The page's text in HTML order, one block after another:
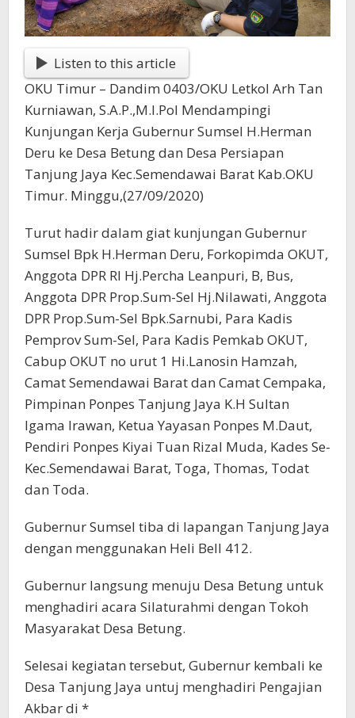
Listen to this article
OKU Timur – Dandim 0403/OKU Letkol Arh Tan
Kurniawan, S.A.P.,M.I.Pol Mendampingi
Kunjungan Kerja Gubernur Sumsel H.Herman
Deru ke Desa Betung dan Desa Persiapan
Tanjung Jaya Kec.Semendawai Barat Kab.OKU
Timur. Minggu,(27/09/2020)
Turut hadir dalam giat kunjungan Gubernur
Sumsel Bpk H.Herman Deru, Forkopimda OKUT,
Anggota DPR RI Hj.Percha Leanpuri, B, Bus,
Anggota DPR Prop.Sum-Sel Hj.Nilawati, Anggota
DPR Prop.Sum-Sel Bpk.Sarnubi, Para Kadis
Pemprov Sum-Sel, Para Kadis Pemkab OKUT,
Cabup OKUT no urut 1 Hi.Lanosin Hamzah,
Camat Semendawai Barat dan Camat Cempaka,
Pimpinan Ponpes Tanjung Jaya K.H Sultan
Igama Irawan, Ketua Yayasan Ponpes M.Daut,
Pendiri Ponpes Kiyai Tuan Rizal Muda, Kades Se-
Kec.Semendawai Barat, Toga, Thomas, Todat
dan Toda.
Gubernur Sumsel tiba di lapangan Tanjung Jaya
dengan menggunakan Heli Bell 412.
Gubernur langsung menuju Desa Betung untuk
menghadiri acara Silaturahmi dengan Tokoh
Masyarakat Desa Betung.
Selesai kegiatan tersebut, Gubernur kembali ke
Desa Tanjung Jaya untuj menghadiri Pengajian
Akbar di *